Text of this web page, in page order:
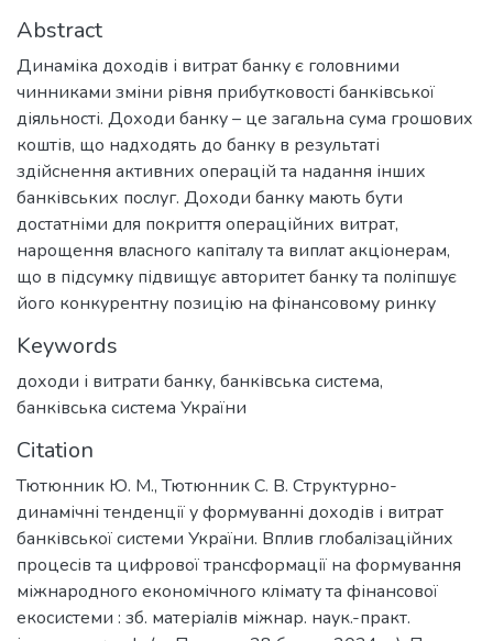
Abstract
Динаміка доходів і витрат банку є головними
чинниками зміни рівня прибутковості банківської
діяльності. Доходи банку – це загальна сума грошових
коштів, що надходять до банку в результаті
здійснення активних операцій та надання інших
банківських послуг. Доходи банку мають бути
достатніми для покриття операційних витрат,
нарощення власного капіталу та виплат акціонерам,
що в підсумку підвищує авторитет банку та поліпшує
його конкурентну позицію на фінансовому ринку
Keywords
доходи і витрати банку, банківська система,
банківська система України
Citation
Тютюнник Ю. М., Тютюнник С. В. Структурно-
динамічні тенденції у формуванні доходів і витрат
банківської системи України. Вплив глобалізаційних
процесів та цифрової трансформації на формування
міжнародного економічного клімату та фінансової
екосистеми : зб. матеріалів міжнар. наук.-практ.